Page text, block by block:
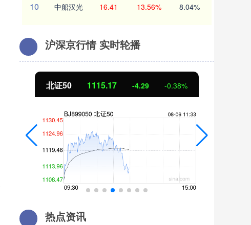
10 中船汉光 16.41 13.56% 8.04%
沪深京行情 实时轮播
北证50 1115.17 -4.29 -0.38%
热点资讯